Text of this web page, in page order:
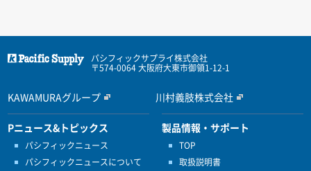
パシフィックサプライ株式会社
〒574-0064 大阪府大東市御領1-12-1
KAWAMURAグループ 川村義肢株式会社
Pニュース&トピックス
パシフィックニュース
パシフィックニュースについて
製品情報・サポート
TOP
取扱説明書